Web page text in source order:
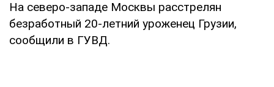
На северо-западе Москвы расстрелян
безработный 20-летний уроженец Грузии,
сообщили в ГУВД.